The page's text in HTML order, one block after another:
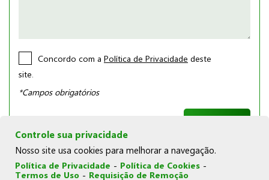
Concordo com a Política de Privacidade deste
site.
*Campos obrigatórios
© Copyright 2026 | Joka Novelos |Política de Cookies
Controle sua privacidade
Nosso site usa cookies para melhorar a navegação.
Política de Privacidade - Política de Cookies -
Termos de Uso - Requisição de Remoção